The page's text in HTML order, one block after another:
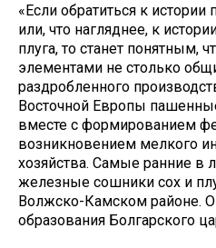
«Если обратиться к
или, что нагляднее, к
плуга, то станет понятным,
элементами не столько
раздробленного
Восточной Европы
вместе с формированием
возникновением мелкого
хозяйства. Самые ранние в
железные сошники сох и
Волжско-Камском районе.
образования Болгарского